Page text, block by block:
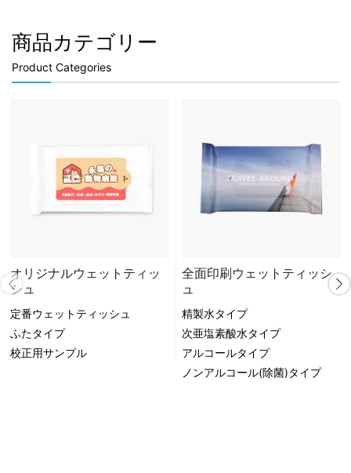
商品カテゴリー
Product Categories
オリジナルウェットティッ
シュ
定番ウェットティッシュ
ふたタイプ
校正用サンプル
全面印刷ウェットティッシ
ュ
精製水タイプ
次亜塩素酸水タイプ
アルコールタイプ
ノンアルコール(除菌)タイプ